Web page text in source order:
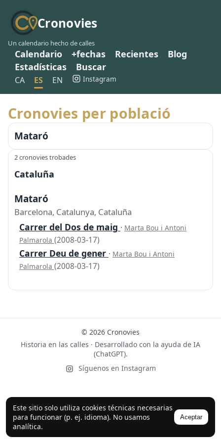
Cronovies
Un calendario hecho de calles
Calendario +fechas Recientes
Blog
Estadísticas
Buscar
CA ES EN Instagram
Este sitio solo utiliza cookies técnicas necesarias
para funcionar (p. ej. idioma). No usamos
analítica.
Aceptar
Cronovies per població
Mataró
2 cronovies trobades
Cataluña
Mataró
Barcelona, Catalunya, Cataluña
Carrer del Dos de maig · Marta Bou i Antoni
Palmarola (2008-03-17)
Carrer Deu de gener · Marta Bou i Antoni
Palmarola (2008-03-17)
© 2026 Cronovies
Historia en las calles · Desarrollado con la ayuda de IA
(ChatGPT).
Síguenos en Instagram